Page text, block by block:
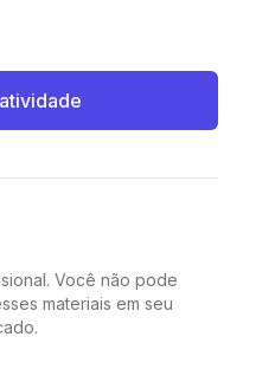
Você não pode
materiais em seu